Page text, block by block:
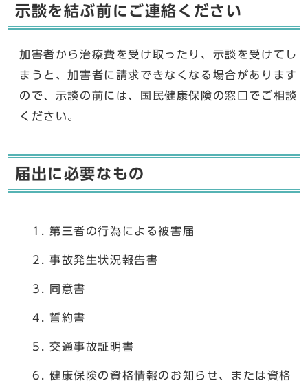
示談を結ぶ前にご連絡ください
加害者から治療費を受け取ったり、示談を受けてし
まうと、加害者に請求できなくなる場合があります
ので、示談の前には、国民健康保険の窓口でご相談
ください。
届出に必要なもの
第三者の行為による被害届
事故発生状況報告書
同意書
誓約書
交通事故証明書
健康保険の資格情報のお知らせ、または資格